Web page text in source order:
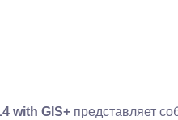
with GIS+представляет